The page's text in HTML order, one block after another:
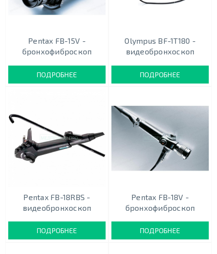
Pentax FB-15V -
бронхофиброскоп
ПОДРОБНЕЕ
Olympus BF-1T180 -
видеобронхоскоп
ПОДРОБНЕЕ
Pentax FB-18RBS -
видеобронхоскоп
ПОДРОБНЕЕ
Pentax FB-18V -
бронхофиброскоп
ПОДРОБНЕЕ